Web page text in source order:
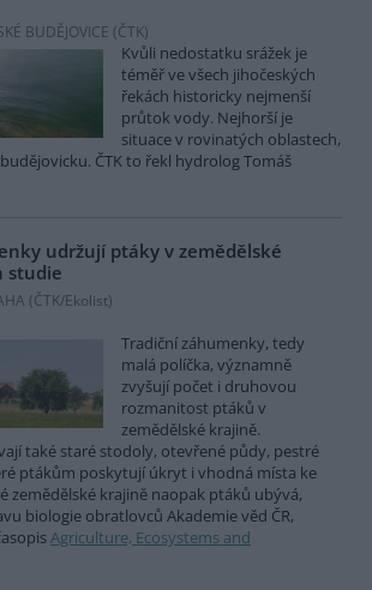
BUDĚJOVICE (ČTK)
Kvůli nedostatku srážek je
téměř ve všech jihočeských
řekách historicky nejmenší
průtok vody. Nejhorší je
situace v rovinatých oblastech,
ČTK to řekl hydrolog Tomáš
udržují ptáky v zemědělské
studie
(ČTK/Ekolist)
Tradiční záhumenky, tedy
malá políčka, významně
zvyšují počet i druhovou
rozmanitost ptáků v
zemědělské krajině.
také staré stodoly, otevřené půdy, pestré
ptákům poskytují úkryt i vhodná místa ke
zemědělské krajině naopak ptáků ubývá,
biologie obratlovců Akademie věd ČR,
Agriculture, Ecosystems and